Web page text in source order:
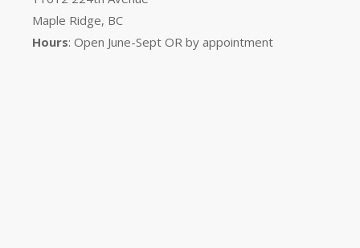
Maple Ridge, BC
Hours: Open June-Sept OR by appointment